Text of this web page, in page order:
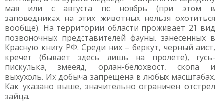
мая или с августа по ноябрь (при этом в
заповедниках на этих животных нельзя охотиться
вообще). На территории области проживает 21 вид
позвоночных представителей фауны, занесенных в
Красную книгу РФ. Среди них – беркут, черный аист,
кречет (бывает здесь лишь на пролете), гусь-
пискулька, змееяд, орлан-белохвост, скопа и
выхухоль. Их добыча запрещена в любых масштабах.
Как указано выше, значительно ограничен отстрел
зайца.